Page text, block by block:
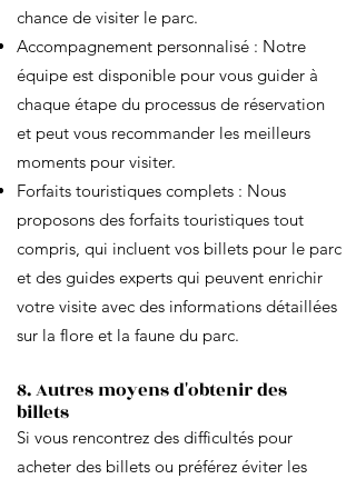
chance de visiter le parc.
Accompagnement personnalisé : Notre
équipe est disponible pour vous guider à
chaque étape du processus de réservation
et peut vous recommander les meilleurs
moments pour visiter.
Forfaits touristiques complets : Nous
proposons des forfaits touristiques tout
compris, qui incluent vos billets pour le parc
et des guides experts qui peuvent enrichir
votre visite avec des informations détaillées
sur la flore et la faune du parc.
8. Autres moyens d'obtenir des
billets
Si vous rencontrez des difficultés pour
acheter des billets ou préférez éviter les